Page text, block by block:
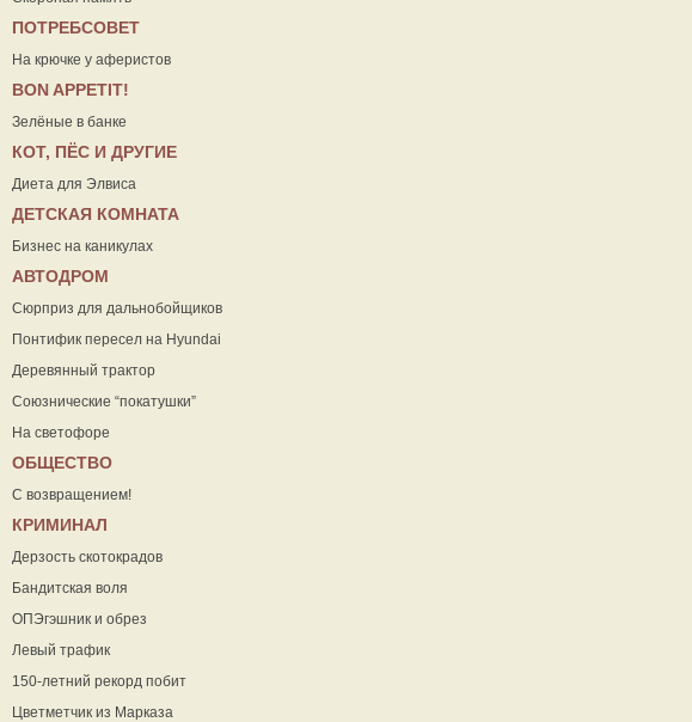
ПОТРЕБСОВЕТ
На крючке у аферистов
ВON APPETIT!
Зелёные в банке
КОТ, ПЁС И ДРУГИЕ
Диета для Элвиса
ДЕТСКАЯ КОМНАТА
Бизнес на каникулах
АВТОДРОМ
Сюрприз для дальнобойщиков
Понтифик пересел на Hyundai
Деревянный трактор
Союзнические “покатушки”
На светофоре
ОБЩЕСТВО
С возвращением!
КРИМИНАЛ
Дерзость скотокрадов
Бандитская воля
ОПЭгэшник и обрез
Левый трафик
150-летний рекорд побит
Цветметчик из Марказа